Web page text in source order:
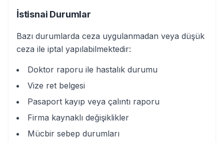
İstisnai Durumlar
Bazı durumlarda ceza uygulanmadan veya düşük
ceza ile iptal yapılabilmektedir:
Doktor raporu ile hastalık durumu
Vize ret belgesi
Pasaport kayıp veya çalıntı raporu
Firma kaynaklı değişiklikler
Mücbir sebep durumları